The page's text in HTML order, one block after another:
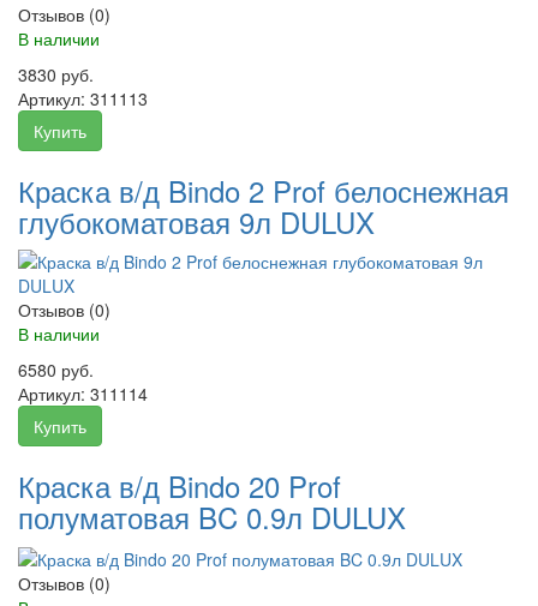
Отзывов (0)
В наличии
3830 руб.
Артикул: 311113
Купить
Краска в/д Bindo 2 Prof белоснежная
глубокоматовая 9л DULUX
Отзывов (0)
В наличии
6580 руб.
Артикул: 311114
Купить
Краска в/д Bindo 20 Prof
полуматовая BC 0.9л DULUX
Отзывов (0)